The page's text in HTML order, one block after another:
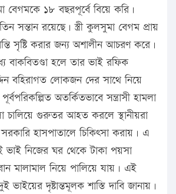
বেগমকে ১৮ বছরপূর্বে বিয়ে করি।
সন্তান রয়েছে। স্ত্রী কুলসুমা বেগম প্রায়
সৃষ্টি করার জন্য অশালীন আচরণ করে।
বাকবিতণ্ডা হলে তার ভাই রফিক
বহিরাগত লোকজন দের সাথে নিয়ে
অতর্কিতভাবে সন্ত্রাসী হামলা
চালিয়ে গুরুতর আহত করলে স্থানীয়রা
হাসপাতালে চিকিৎসা করায়। এ
ভাই নিজের ঘর থেকে টাকা পয়সা
মালামাল নিয়ে পালিয়ে যায়। এই
ভাইয়ের দৃষ্টান্তমূলক শাস্তি দাবি জানায়।